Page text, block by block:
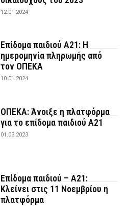
12.01.2024
Επίδομα παιδιού Α21: Η
ημερομηνία πληρωμής από
τον ΟΠΕΚΑ
10.01.2024
ΟΠΕΚΑ: Άνοιξε η πλατφόρμα
για το επίδομα παιδιού Α21
01.03.2023
Επίδομα παιδιού – Α21:
Κλείνει στις 11 Νοεμβρίου η
πλατφόρμα